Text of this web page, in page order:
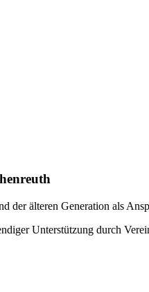
der älteren Generation als
Unterstützung durch